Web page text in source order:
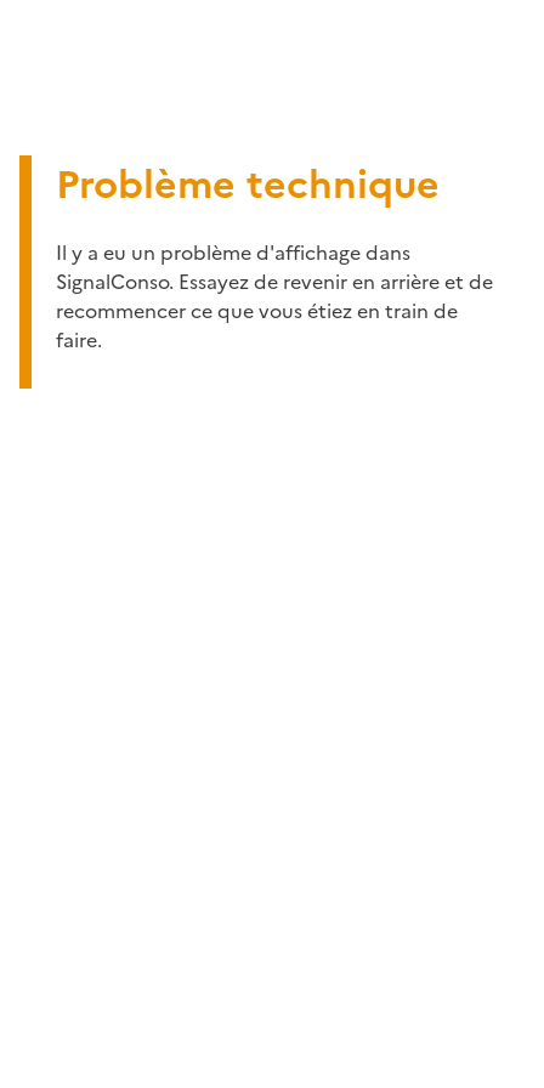
Problème technique
Il y a eu un problème d'affichage dans
SignalConso. Essayez de revenir en arrière et de
recommencer ce que vous étiez en train de
faire.